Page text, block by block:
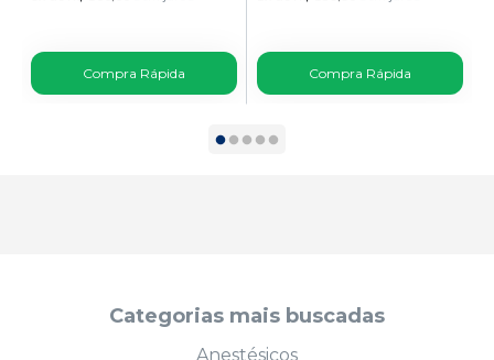
Compra Rápida Compra Rápida
Categorias mais buscadas
Anestésicos